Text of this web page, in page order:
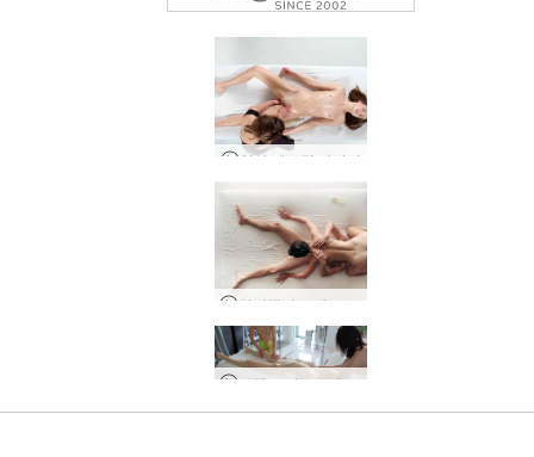
임상 에로틱 마사지
포핸즈 마스크 요니 마사지
서쪽으로 어린 소녀 만들기
수딩 바디 마사지
에로틱 아웃 콜 마사지
세계 1위 에로틱 사이트
우리와 함께하세
요
도쿄 총 광기
타이 오일 마사지고로 & 잉가 샤워 및 콕 면도
음탕한 링감 마사지
헤라와 잉가 오르가즘 걸스 마사지 1부
클로이와 히로미 마사지와 자위
세계 1위 에로틱 사이트
우리와 함께하세
요
여성 해피엔딩 마사지
멜레나 마리아 자위
레즈비언 탄트라 마사지
구강 사랑 마사지
Dominika C 오르가즘 음모 놀이 마사지
고로와 잉가의 성적 만족
Inga Solo Sex On Mirror
페미닌 터치 마사지
라이아와 세레나 l 레즈비언 러브
Ariel Marika Melena Mira 4 누드 비치 님프
세계 1위 에로틱 사이트
우리와 함께하세
요
아리엘 탄트릭 사원 마사지
끝없는 오르가즘 마사지
4 손 페니스 마사지
헤라와 데이비드 오르가마트론
성적 자극 마사지의 예술
링감 마사지 – 볼륨 1
잉가 더 빅 딜도 포토 세션
잉가 누드 비치
잉가 작은 누드 모델
센슈얼 오일 마사지
줄리에타와 막달레나 백스테이지
캐서리나 면도 세션
세계 1위 에로틱 사이트
우리와 함께하세
요